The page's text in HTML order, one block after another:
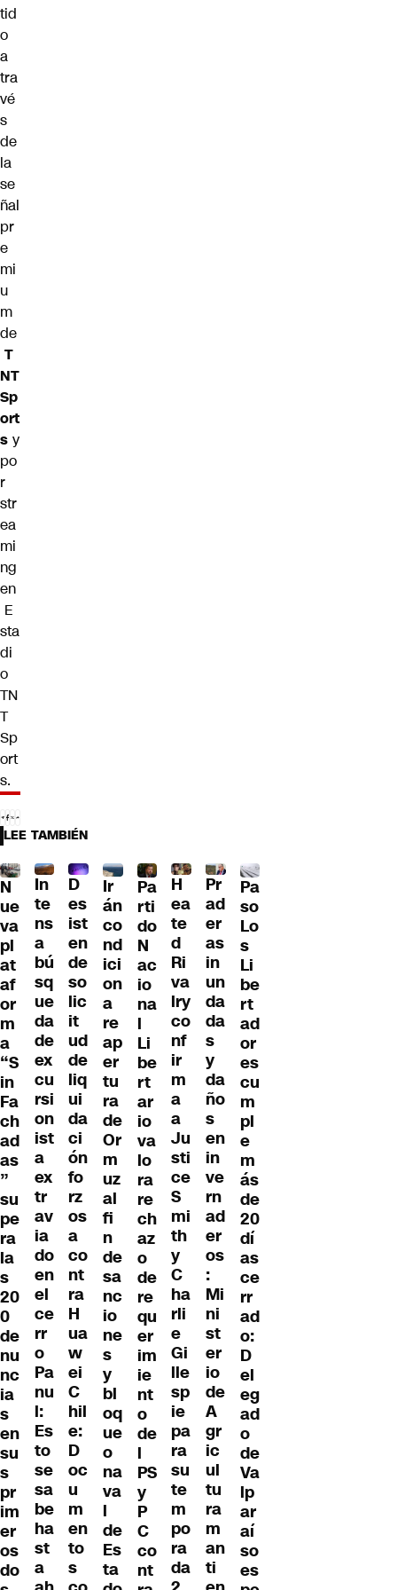
tid
o
a
tra
vé
s
de
la
se
ñal
pr
e
mi
u
m
de
T
NT
Sp
ort
s y
po
r
str
ea
mi
ng
en
E
sta
di
o
TN
T
Sp
ort
s.
LEE TAMBIÉN
N
ue
va
pl
at
af
or
m
a
“S
in
Fa
ch
ad
as
”
su
pe
ra
la
s
20
0
de
nu
nc
ia
s
en
su
s
pr
im
er
os
do
In
te
ns
a
bú
sq
ue
da
de
ex
cu
rsi
on
ist
a
ex
tr
av
ia
do
en
el
ce
rr
o
Pa
nu
l:
Es
to
se
sa
be
ha
st
a
D
es
ist
en
de
so
lic
it
ud
de
liq
ui
da
ci
ón
fo
rz
os
a
co
nt
ra
H
ua
w
ei
C
hil
e:
D
oc
u
m
en
to
s
Ir
án
co
nd
ici
on
a
re
ap
er
tu
ra
de
Or
m
uz
al
fi
n
de
sa
nc
io
ne
s
y
bl
oq
ue
o
na
va
l
de
Es
ta
Pa
rti
do
N
ac
io
na
l
Li
be
rt
ar
io
va
lo
ra
re
ch
az
o
de
re
qu
er
im
ie
nt
o
de
l
PS
y
P
C
co
nt
H
ea
te
d
Ri
va
lry
co
nf
ir
m
a
a
Ju
sti
ce
S
mi
th
y
C
ha
rli
e
Gi
lle
sp
ie
pa
ra
su
te
m
po
ra
da
Pr
ad
er
as
in
un
da
da
s
y
da
ño
s
en
in
ve
rn
ad
er
os
:
Mi
ni
st
er
io
de
A
gr
ic
ul
tu
ra
m
an
ti
Pa
so
Lo
s
Li
be
rt
ad
or
es
cu
m
pl
e
m
ás
de
20
dí
as
ce
rr
ad
o:
D
el
eg
ad
o
de
Va
lp
ar
aí
so
es